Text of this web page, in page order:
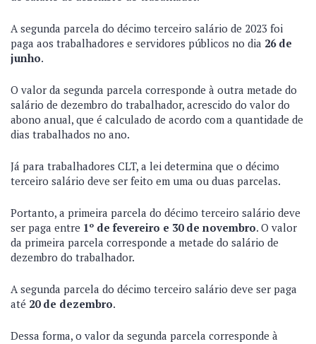
A segunda parcela do décimo terceiro salário de 2023 foi
paga aos trabalhadores e servidores públicos no dia 26 de
junho.
O valor da segunda parcela corresponde à outra metade do
salário de dezembro do trabalhador, acrescido do valor do
abono anual, que é calculado de acordo com a quantidade de
dias trabalhados no ano.
Já para trabalhadores CLT, a lei determina que o décimo
terceiro salário deve ser feito em uma ou duas parcelas.
Portanto, a primeira parcela do décimo terceiro salário deve
ser paga entre 1º de fevereiro e 30 de novembro. O valor
da primeira parcela corresponde a metade do salário de
dezembro do trabalhador.
A segunda parcela do décimo terceiro salário deve ser paga
até 20 de dezembro.
Dessa forma, o valor da segunda parcela corresponde à